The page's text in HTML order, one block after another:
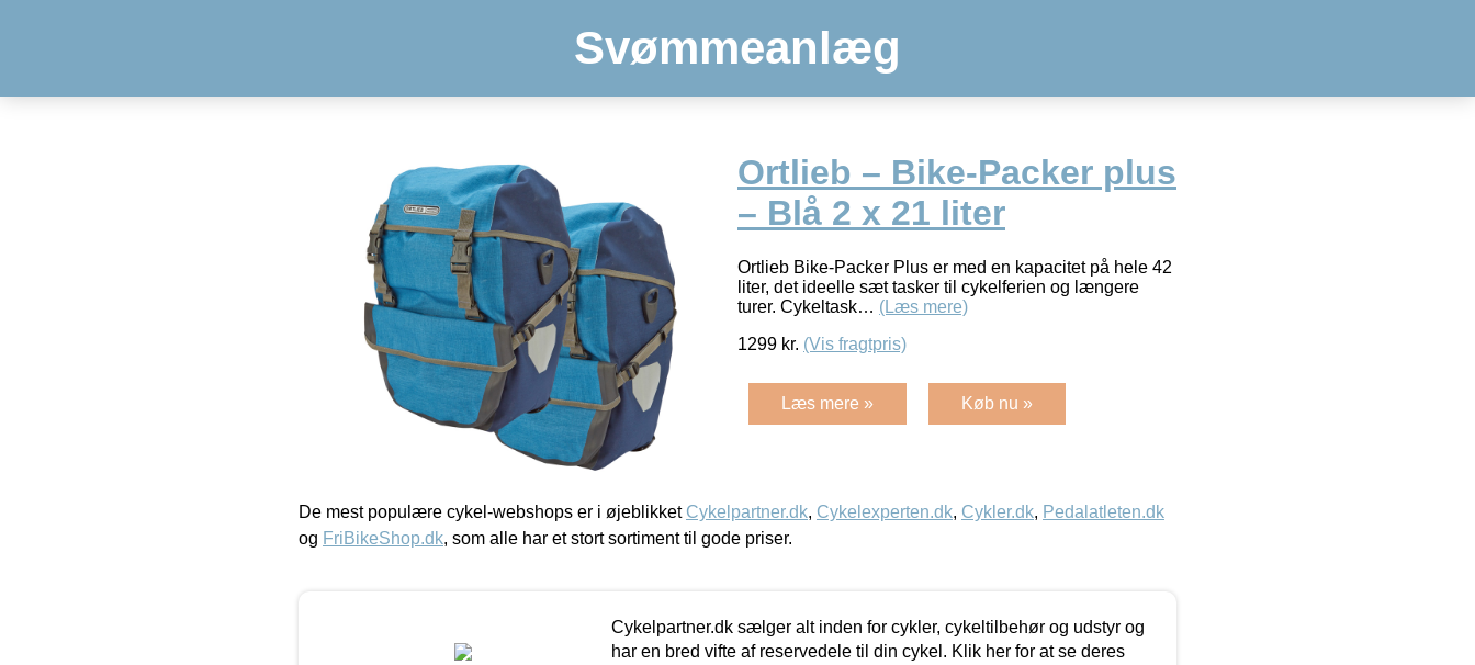
Svømmeanlæg
Ortlieb – Bike-Packer plus
– Blå 2 x 21 liter
Ortlieb Bike-Packer Plus er med en kapacitet på hele 42
liter, det ideelle sæt tasker til cykelferien og længere
turer. Cykeltask… (Læs mere)
1299 kr. (Vis fragtpris)
Læs mere » Køb nu »
De mest populære cykel-webshops er i øjeblikket Cykelpartner.dk, Cykelexperten.dk, Cykler.dk, Pedalatleten.dk
og FriBikeShop.dk, som alle har et stort sortiment til gode priser.
Cykelpartner.dk sælger alt inden for cykler, cykeltilbehør og udstyr og
har en bred vifte af reservedele til din cykel. Klik her for at se deres